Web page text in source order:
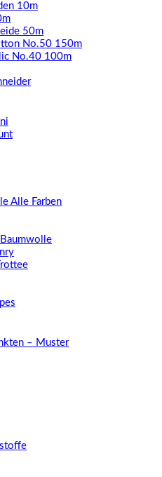
10m
50m
No.50 150m
No.40 100m
Alle Farben
– Muster